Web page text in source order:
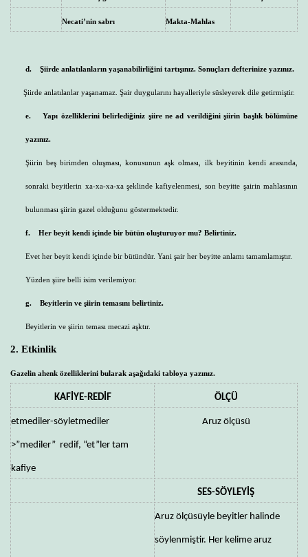
Necati’nin sabrı Makta-Mahlas
d. Şiirde anlatılanların yaşanabilirliğini tartışınız. Sonuçları defterinize yazınız.
Şiirde anlatılanlar yaşanamaz. Şair duygularını hayalleriyle süsleyerek dile getirmiştir.
e. Yapı özelliklerini belirlediğiniz şiire ne ad verildiğini şiirin başlık bölümüne
yazınız.
Şiirin beş birimden oluşması, konusunun aşk olması, ilk beyitinin kendi arasında,
sonraki beyitlerin xa-xa-xa-xa şeklinde kafiyelenmesi, son beyitte şairin mahlasının
bulunması şiirin gazel olduğunu göstermektedir.
f. Her beyit kendi içinde bir bütün oluşturuyor mu? Belirtiniz.
Evet her beyit kendi içinde bir bütündür. Yani şair her beyitte anlamı tamamlamıştır.
Yüzden şiire belli isim verilemiyor.
g. Beyitlerin ve şiirin temasını belirtiniz.
Beyitlerin ve şiirin teması mecazi aşktır.
2. Etkinlik
Gazelin ahenk özelliklerini bularak aşağıdaki tabloya yazınız.
KAFİYE-REDİF ÖLÇÜ
etmediler-söyletmediler
>”mediler” redif, “et”ler tam
kafiye
Aruz ölçüsü
SES-SÖYLEYİŞ
Aruz ölçüsüyle beyitler halinde
söylenmiştir. Her kelime aruz